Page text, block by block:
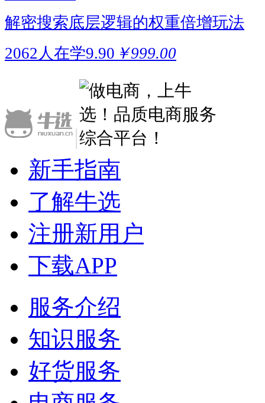
解密搜索底层逻辑的权重倍增玩法
2062人在学9.90 ￥999.00
|
新手指南
了解牛选
注册新用户
下载APP
服务介绍
知识服务
好货服务